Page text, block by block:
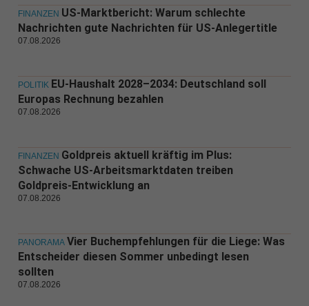
FINANZEN US-Marktbericht: Warum schlechte
Nachrichten gute Nachrichten für US-Anlegertitle
07.08.2026
POLITIK EU-Haushalt 2028–2034: Deutschland soll
Europas Rechnung bezahlen
07.08.2026
FINANZEN Goldpreis aktuell kräftig im Plus:
Schwache US-Arbeitsmarktdaten treiben
Goldpreis-Entwicklung an
07.08.2026
PANORAMA Vier Buchempfehlungen für die Liege: Was
Entscheider diesen Sommer unbedingt lesen
sollten
07.08.2026